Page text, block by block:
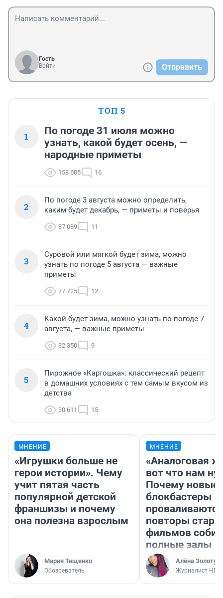
Гость
Войти
Отправить
ТОП 5
1
По погоде 31 июля можно
узнать, какой будет осень, —
народные приметы
158 605 16
2
По погоде 3 августа можно определить,
каким будет декабрь, — приметы и поверья
87 089 11
3
Суровой или мягкой будет зима, можно
узнать по погоде 5 августа — важные
приметы
77 725 12
4
Какой будет зима, можно узнать по погоде 7
августа, — важные приметы
32 350 9
5
Пирожное «Картошка»: классический рецепт
в домашних условиях с тем самым вкусом из
детства
30 611 15
МНЕНИЕ
«Игрушки больше не
герои истории». Чему
учит пятая часть
популярной детской
франшизы и почему
она полезна взрослым
Мария Тищенко
Обозреватель
МНЕНИЕ
«Аналоговая
вот что нам
Почему новые
блокбастеры
повторы
фильмов
полные залы
Алёна
Журналист НГС